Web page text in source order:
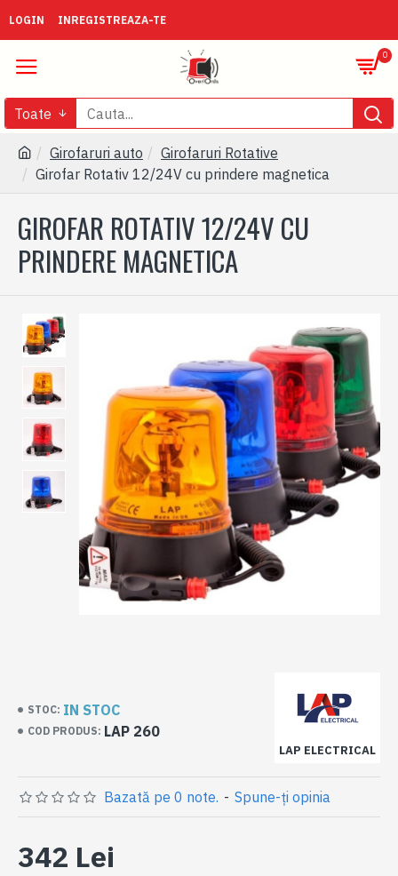
LOGIN INREGISTREAZA-TE
0
Toate
Girofaruri auto
Girofaruri Rotative
Girofar Rotativ 12/24V cu prindere magnetica
GIROFAR ROTATIV 12/24V CU
PRINDERE MAGNETICA
STOC: IN STOC
COD PRODUS: LAP 260
LAP ELECTRICAL
Bazată pe 0 note. - Spune-ţi opinia
342 Lei